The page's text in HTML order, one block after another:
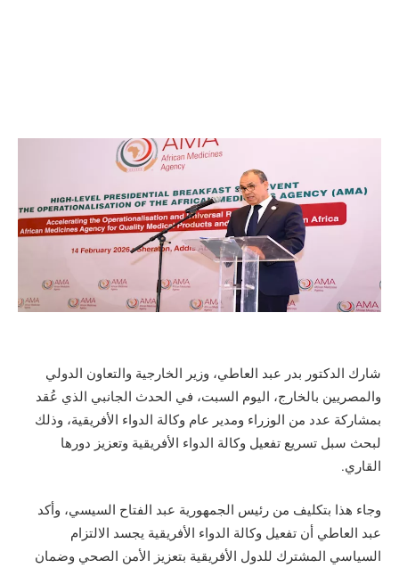
شارك الدكتور بدر عبد العاطي، وزير الخارجية والتعاون الدولي
والمصريين بالخارج، اليوم السبت، في الحدث الجانبي الذي عُقد
بمشاركة عدد من الوزراء ومدير عام وكالة الدواء الأفريقية، وذلك
لبحث سبل تسريع تفعيل وكالة الدواء الأفريقية وتعزيز دورها
القاري.
وجاء هذا بتكليف من رئيس الجمهورية عبد الفتاح السيسي، وأكد
عبد العاطي أن تفعيل وكالة الدواء الأفريقية يجسد الالتزام
السياسي المشترك للدول الأفريقية بتعزيز الأمن الصحي وضمان